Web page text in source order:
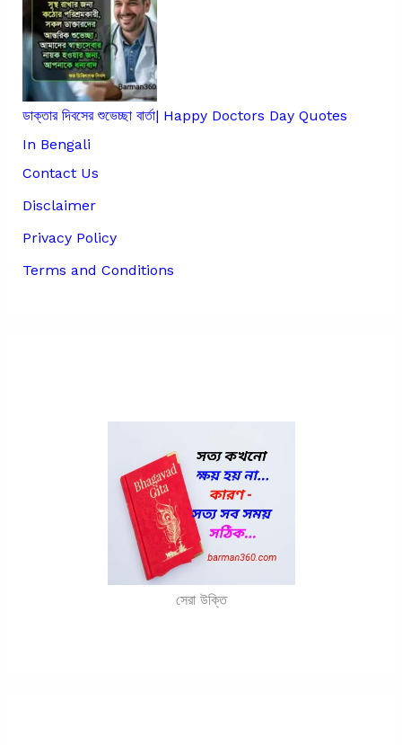
ডাক্তার দিবসের শুভেচ্ছা বার্তা| Happy Doctors Day Quotes
In Bengali
Contact Us
Disclaimer
Privacy Policy
Terms and Conditions
সেরা উক্তি